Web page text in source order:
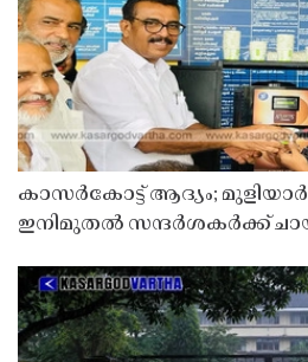
കാസർകോട്ട് ആദ്യം;
ഇനിമുതൽ സന്ദർശകർക്ക്